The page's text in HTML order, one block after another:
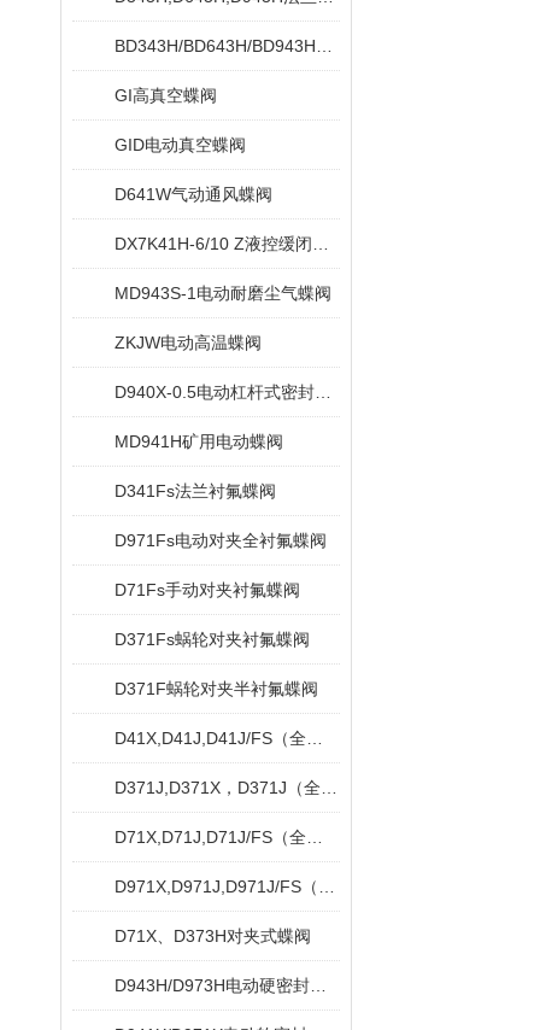
GI高真空蝶阀
GID电动真空蝶阀
D641W气动通风蝶阀
MD943S-1电动耐磨尘气蝶阀
ZKJW电动高温蝶阀
MD941H矿用电动蝶阀
D341Fs法兰衬氟蝶阀
D971Fs电动对夹全衬氟蝶阀
D71Fs手动对夹衬氟蝶阀
D371Fs蜗轮对夹衬氟蝶阀
D371F蜗轮对夹半衬氟蝶阀
D71X、D373H对夹式蝶阀